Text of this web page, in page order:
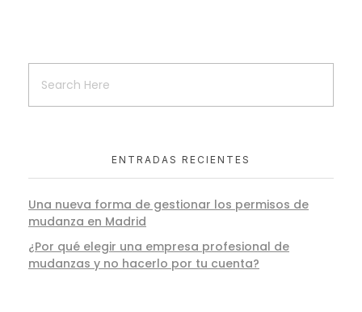
ENTRADAS RECIENTES
Una nueva forma de gestionar los permisos de
mudanza en Madrid
¿Por qué elegir una empresa profesional de
mudanzas y no hacerlo por tu cuenta?